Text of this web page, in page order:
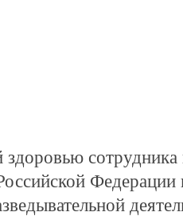
сотрудника
Федерации